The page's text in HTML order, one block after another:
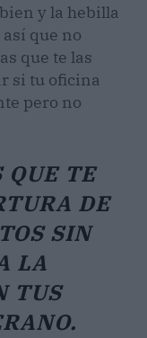
y la hebilla
que no
que te las
si tu oficina
pero no
QUE TE
DE
SIN
LA
TUS